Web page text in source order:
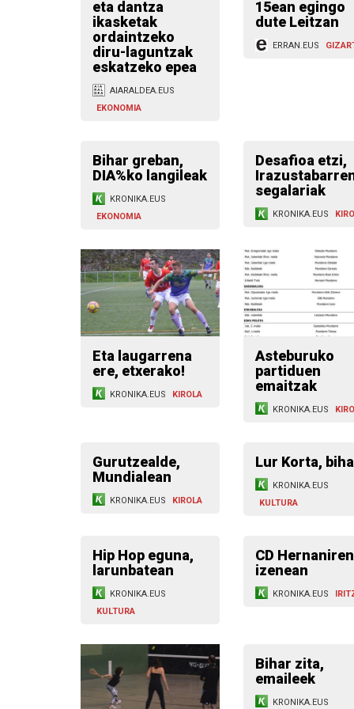
eta dantza
ikasketak
ordaintzeko
diru-laguntzak
eskatzeko epea
AIARALDEA.EUS
EKONOMIA
15ean egingo
dute Leitzan
ERRAN.EUS
Bihar greban,
DIA%ko langileak
KRONIKA.EUS
EKONOMIA
Desafioa etzi,
segalariak
KRONIKA.EUS
Eta laugarrena
ere, etxerako!
KRONIKA.EUS KIROLA
Asteburuko
partiduen
emaitzak
KRONIKA.EUS
Gurutzealde,
Mundialean
KRONIKA.EUS KIROLA
Lur Korta,
KRONIKA.EUS
KULTURA
Hip Hop eguna,
larunbatean
KRONIKA.EUS
KULTURA
CD Hernaniren
izenean
KRONIKA.EUS
Bihar zita,
emaileek
KRONIKA.EUS